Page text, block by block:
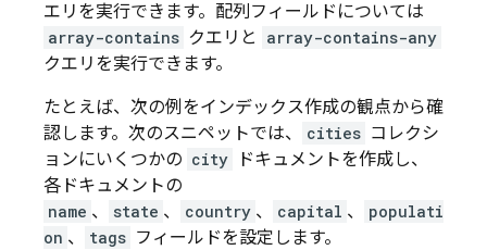
エリを実行できます。配列フィールドについては
array-contains クエリと array-contains-any
クエリを実行できます。
たとえば、次の例をインデックス作成の観点から確
認します。次のスニペットでは、
cities コレクシ
ョンにいくつかの city
ドキュメントを作成し、
各ドキュメントの
name 、 state 、 country 、 capital 、
populati
on 、 tags フィールドを設定します。